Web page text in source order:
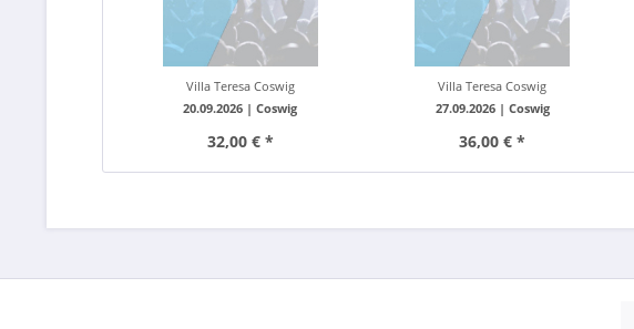
Villa Teresa Coswig
20.09.2026 |Coswig
32,00 € *
Villa Teresa Coswig
27.09.2026 | Coswig
36,00 € *